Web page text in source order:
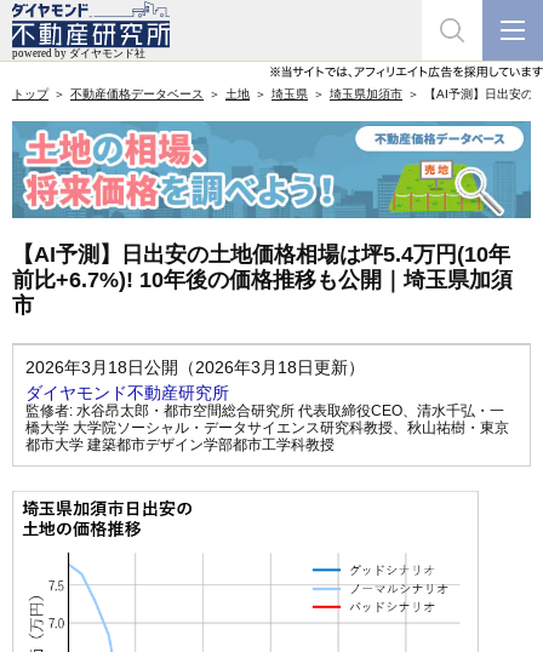
トップ 不動産価格データベース 土地 埼玉県 埼玉県加須市 【AI予測】日出安
【AI予測】日出安の土地価格相場は坪5.4万円(10年
前比+6.7%)! 10年後の価格推移も公開｜埼玉県加須
市
2026年3月18日公開（2026年3月18日更新）
ダイヤモンド不動産研究所
監修者: 水谷昂太郎・都市空間総合研究所 代表取締役CEO、 清水千弘・一
橋大学 大学院ソーシャル・データサイエンス研究科教授、 秋山祐樹・東京
都市大学 建築都市デザイン学部都市工学科教授